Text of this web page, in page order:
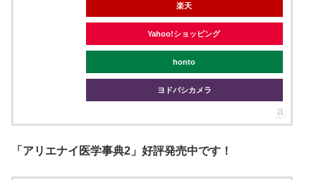
楽天
Yahoo!ショッピング
honto
ヨドバシカメラ
「アリエナイ医学事典2」好評発売中です！